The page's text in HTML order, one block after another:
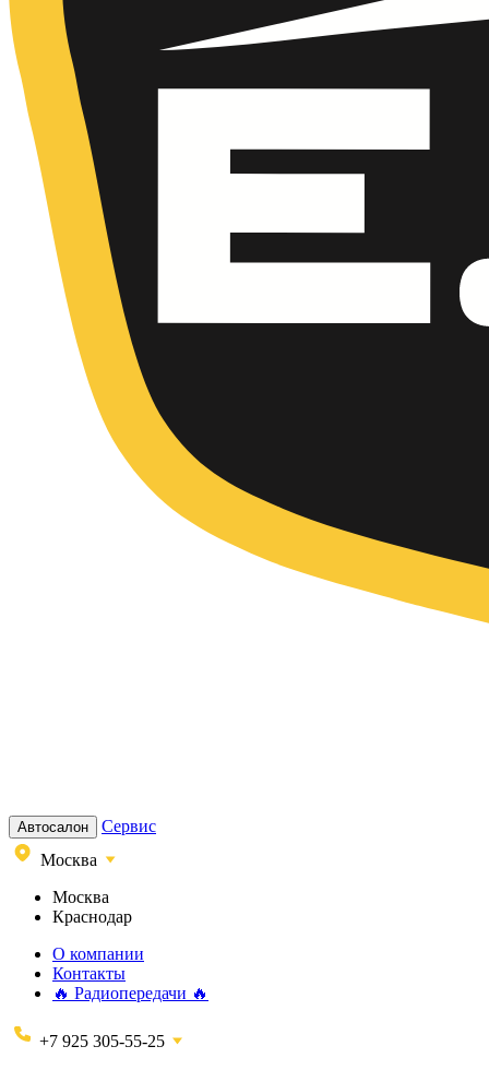
Автосалон
Сервис
Москва
Москва
Краснодар
О компании
Контакты
🔥 Радиопередачи 🔥
+7 925 305-55-25